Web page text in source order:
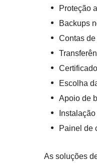
Proteção
Backups
Contas
Escolha
Apoio de
Painel de
As soluções